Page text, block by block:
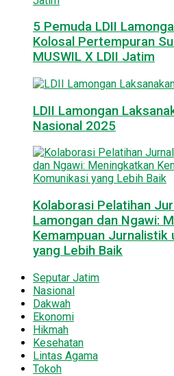
5 Pemuda LDII
Kolosal Pertempuran
MUSWIL X LDII Jatim
LDII Lamongan
Nasional 2025
Kolaborasi Pelatihan
Lamongan dan Ngawi:
Kemampuan Jurnalistik
yang Lebih Baik
Seputar Jatim
Nasional
Dakwah
Ekonomi
Hikmah
Kesehatan
Lintas Agama
Tokoh